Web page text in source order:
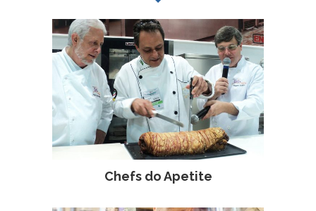
Chefs do Apetite